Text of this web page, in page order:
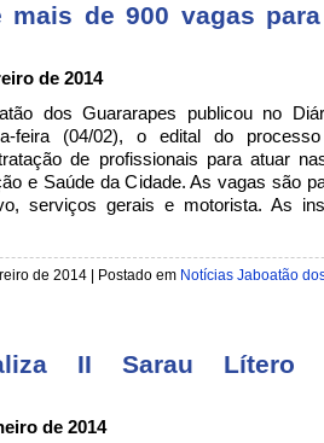
mais de 900 vagas
de 2014
dos Guararapes publicou no
feira (04/02), o edital do
de profissionais para atuar
e Saúde da Cidade. As vagas são
serviços gerais e motorista. As
de 2014 | Postado em Notícias Jaboatão
II Sarau Lítero
de 2014